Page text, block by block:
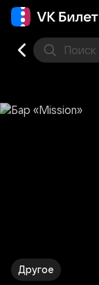
Поиск
Другое